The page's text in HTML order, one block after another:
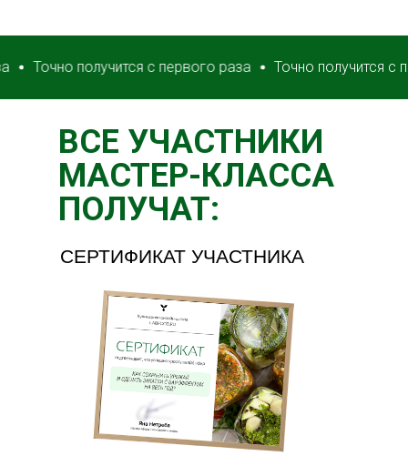
получится с первого раза Точно получится с
СЕРТИФИКАТ УЧАСТНИКА
ВСЕ УЧАСТНИКИ
МАСТЕР-КЛАССА
ПОЛУЧАТ: